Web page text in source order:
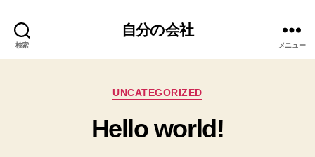
検索
自分の会社
メニュー
カ
ゴ
リ
UNCATEGORIZED
Hello world!